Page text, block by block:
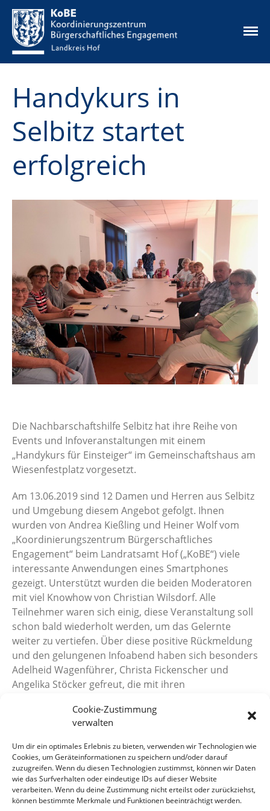
Cookie-Zustimmung
verwalten
Um dir ein optimales Erlebnis zu bieten, verwenden wir Technologien wie
Cookies, um Geräteinformationen zu speichern und/oder darauf
zuzugreifen. Wenn du diesen Technologien zustimmst, können wir Daten
wie das Surfverhalten oder eindeutige IDs auf dieser Website
verarbeiten. Wenn du deine Zustimmung nicht erteilst oder zurückziehst,
können bestimmte Merkmale und Funktionen beeinträchtigt werden.
Unsere Angebote
Aktuelles
Ehrenamtskarte
Ehrenamtsbörse
Mikrofonds
Kontakt
Datenschutz
Handykurs in
Selbitz startet
erfolgreich
Die Nachbarschaftshilfe Selbitz hat ihre Reihe von
Events und Infoveranstaltungen mit einem
„Handykurs für Einsteiger“ im Gemeinschaftshaus am
Wiesenfestplatz vorgesetzt.
Am 13.06.2019 sind 12 Damen und Herren aus Selbitz
und Umgebung diesem Angebot gefolgt. Ihnen
wurden von Andrea Kießling und Heiner Wolf vom
„Koordinierungszentrum Bürgerschaftliches
Engagement“ beim Landratsamt Hof („KoBE“) viele
interessante Anwendungen eines Smartphones
gezeigt. Unterstützt wurden die beiden Moderatoren
mit viel Knowhow von Christian Wilsdorf. Alle
Teilnehmer waren sich einig, diese Veranstaltung soll
schon bald wiederholt werden, um das Gelernte
weiter zu vertiefen. Über diese positive Rückmeldung
und den gelungenen Infoabend haben sich besonders
Adelheid Wagenführer, Christa Fickenscher und
Angelika Stöcker gefreut, die mit ihren
Selbitz organisieren und tatkräftig realisieren.